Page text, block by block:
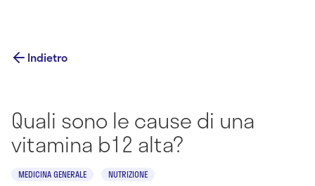
Indietro
Quali sono le cause di una
vitamina b12 alta?
MEDICINA GENERALE NUTRIZIONE